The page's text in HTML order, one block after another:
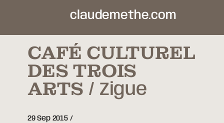
claudemethe.com
CAFÉ CULTUREL
DES TROIS
ARTS Zigue
29 Sep 2015